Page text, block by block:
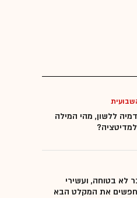
ללשון, מהי המילה
לא בטוחה, ועשירי
את המקלט הבא